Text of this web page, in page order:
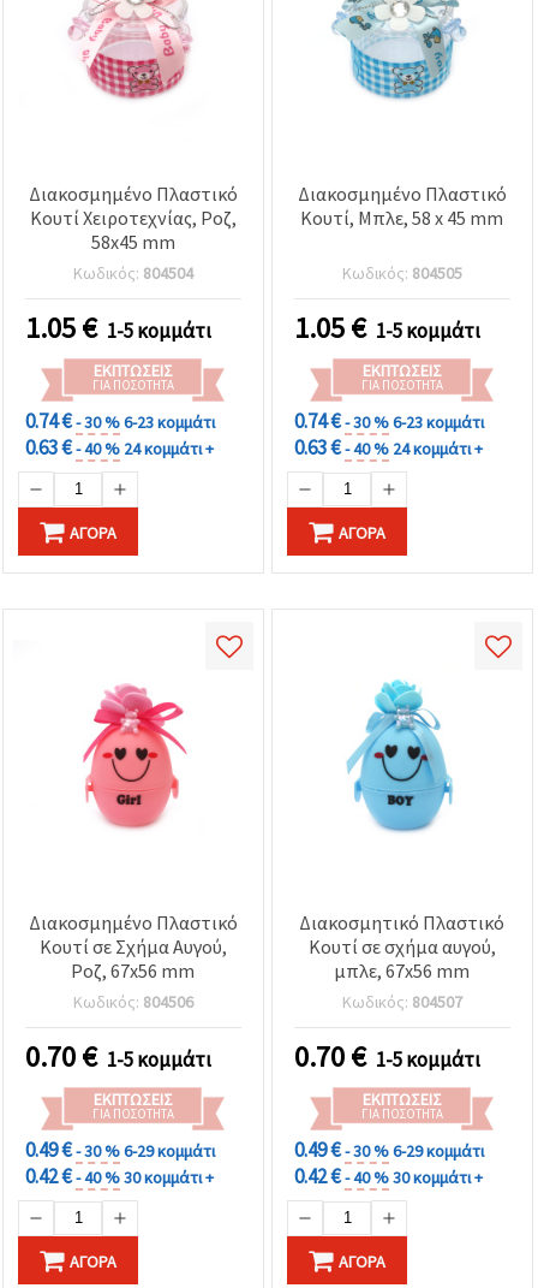
Διακοσμημένο Πλαστικό
Κουτί Χειροτεχνίας, Ροζ,
58x45 mm
Κωδικός: 804504
1.05€ 1-5 κομμάτι
ΕΚΠΤΏΣΕΙΣ
ΓΙΑ ΠΟΣΌΤΗΤΑ
0.74 €- 30 %6-23 κομμάτι
0.63 €- 40 % 24 κομμάτι +
ΑΓΟΡΆ
Διακοσμημένο Πλαστικό
Κουτί, Μπλε, 58 x 45 mm
Κωδικός: 804505
1.05€ 1-5 κομμάτι
ΕΚΠΤΏΣΕΙΣ
ΓΙΑ ΠΟΣΌΤΗΤΑ
0.74 €- 30 %6-23 κομμάτι
0.63 €- 40 % 24 κομμάτι +
ΑΓΟΡΆ
Διακοσμημένο Πλαστικό
Κουτί σε Σχήμα Αυγού,
Ροζ, 67x56 mm
Κωδικός: 804506
0.70€ 1-5 κομμάτι
ΕΚΠΤΏΣΕΙΣ
ΓΙΑ ΠΟΣΌΤΗΤΑ
0.49 €- 30 %6-29 κομμάτι
0.42 €- 40 %30 κομμάτι +
ΑΓΟΡΆ
Διακοσμητικό Πλαστικό
Κουτί σε σχήμα αυγού,
μπλε, 67x56 mm
Κωδικός: 804507
0.70€ 1-5 κομμάτι
ΕΚΠΤΏΣΕΙΣ
ΓΙΑ ΠΟΣΌΤΗΤΑ
0.49 €- 30 %6-29 κομμάτι
0.42 €- 40 %30 κομμάτι +
ΑΓΟΡΆ